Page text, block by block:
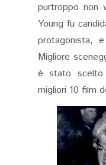
purtroppo non
Young fu
protagonista,
Migliore
è stato
migliori 10 film